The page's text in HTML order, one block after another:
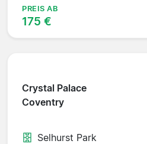
PREIS AB
175 €
Crystal Palace
Coventry
Selhurst Park